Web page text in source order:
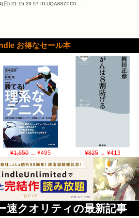
日) 21:15:29.57 ID:UQA8S7PC0…
お得なセール本
¥1,650→ ¥495 ¥825→ ¥413
速クオリティの最新記事